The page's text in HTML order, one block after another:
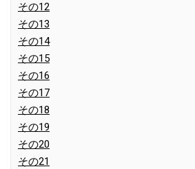
その12
その13
その14
その15
その16
その17
その18
その19
その20
その21